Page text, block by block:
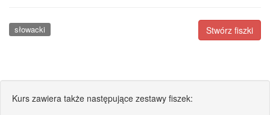
Stwórz fiszki
słowacki
Kurs zawiera także następujące zestawy fiszek: